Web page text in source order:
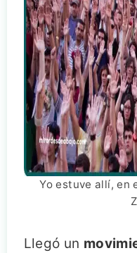
Yo estuve allí, en
Llegó un